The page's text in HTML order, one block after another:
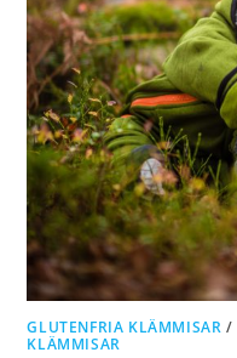
GLUTENFRIA KLÄMMISAR /
KLÄMMISAR